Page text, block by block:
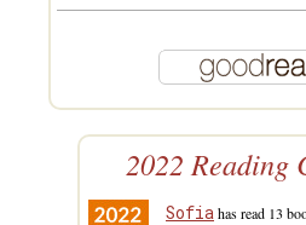
2022 Reading
Sofia has read 13